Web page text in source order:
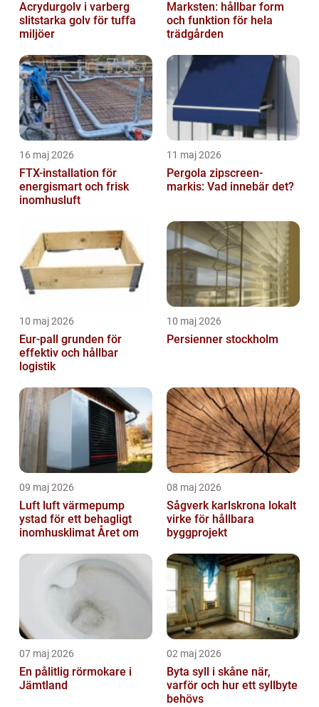
Acrydurgolv i varberg
slitstarka golv för tuffa
miljöer
Marksten: hållbar form
och funktion för hela
trädgården
16 maj 2026
FTX-installation för
energismart och frisk
inomhusluft
11 maj 2026
Pergola zipscreen-
markis: Vad innebär det?
10 maj 2026
Eur-pall grunden för
effektiv och hållbar
logistik
10 maj 2026
Persienner stockholm
09 maj 2026
Luft luft värmepump
ystad för ett behagligt
inomhusklimat Året om
08 maj 2026
Sågverk karlskrona lokalt
virke för hållbara
byggprojekt
07 maj 2026
En pålitlig rörmokare i
Jämtland
02 maj 2026
Byta syll i skåne när,
varför och hur ett syllbyte
behövs